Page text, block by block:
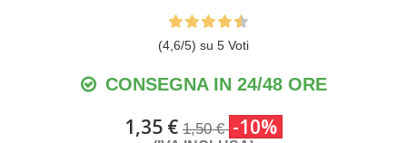
(4,6/5) su 5 Voti
CONSEGNA IN 24/48 ORE
1,35 € 1,50 € -10%